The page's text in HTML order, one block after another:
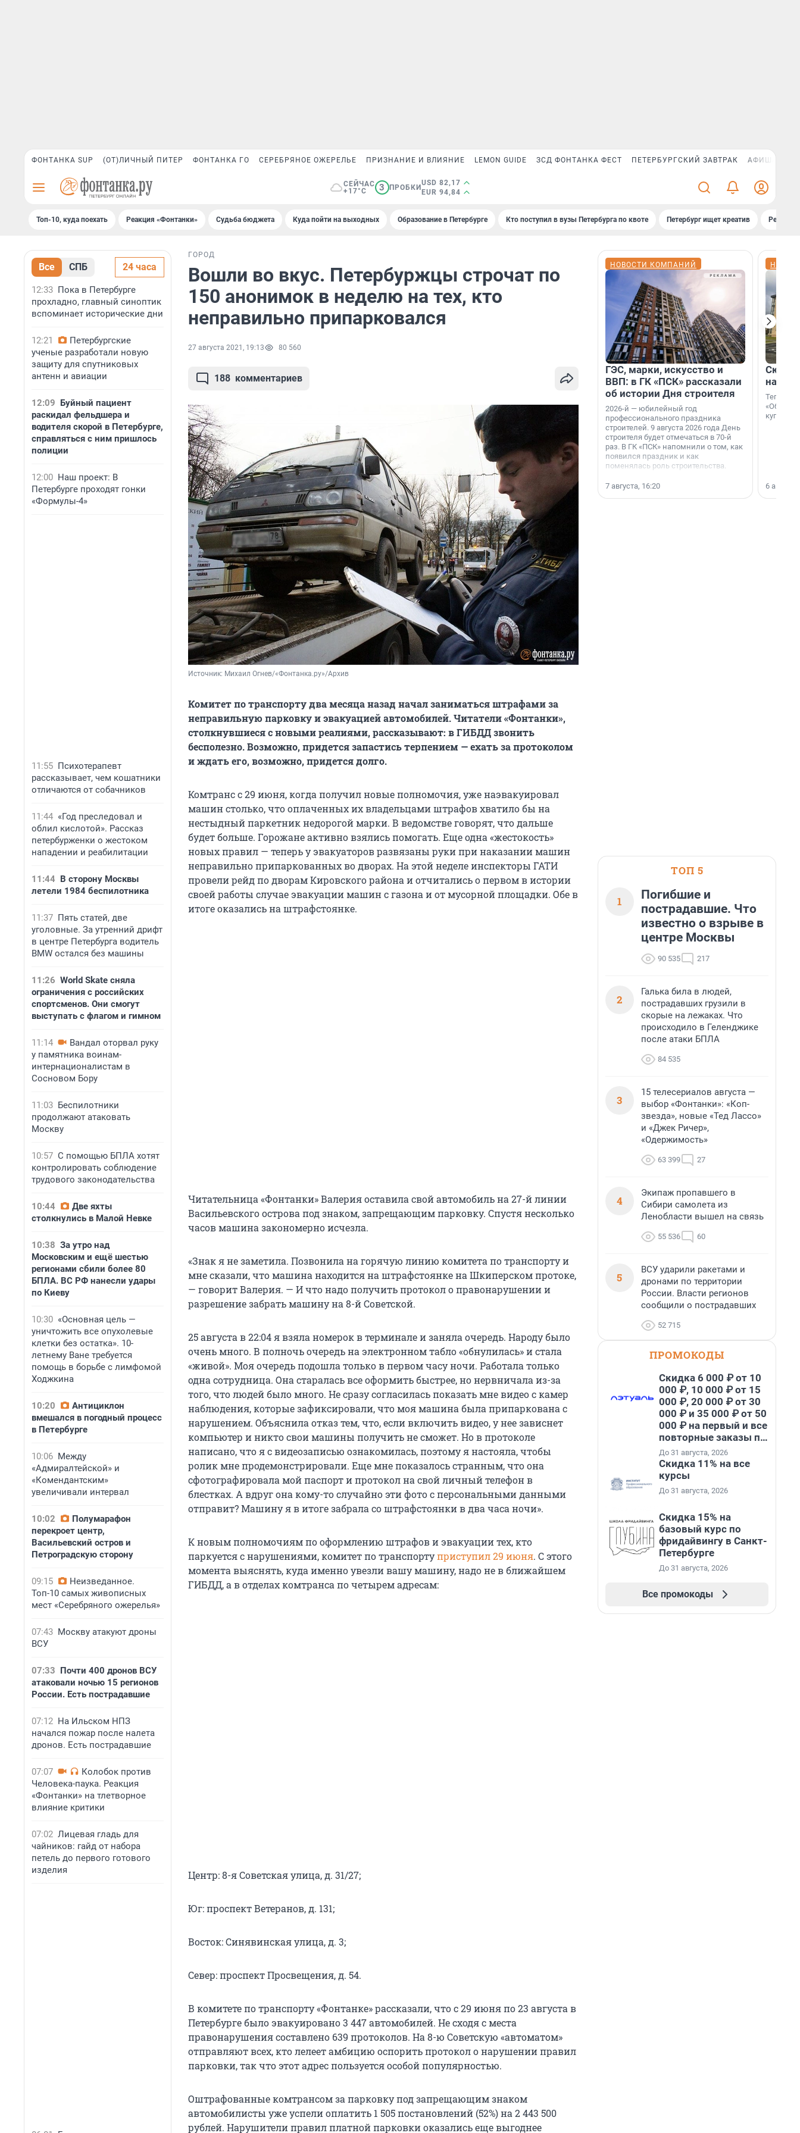
ФОНТАНКА SUP (ОТ)ЛИЧНЫЙ ПИТЕР ФОНТАНКА ГО СЕРЕБРЯНОЕ ОЖЕРЕЛЬЕ ПРИЗНАНИЕ И ВЛИЯНИЕ LEMON GUIDE ЗСД ФОНТАНКА ФЕСТ ПЕТЕРБУРГСКИЙ ЗАВТРАК АФИША PLUS
СЕЙЧАС
+17°C
3 ПРОБКИ
USD 82,17
EUR 94,84
Топ-10, куда поехать Реакция «Фонтанки» Судьба бюджета Куда пойти на выходных Образование в Петербурге Кто поступил в вузы Петербурга по квоте Петербург ищет креатив
Все СПБ 24 часа
12:33 Пока в Петербурге
прохладно, главный синоптик
вспоминает исторические дни
12:21
Петербургские
ученые разработали новую
защиту для спутниковых
антенн и авиации
12:09 Буйный пациент
раскидал фельдшера и
водителя скорой в Петербурге,
справляться с ним пришлось
полиции
12:00 Наш проект: В
Петербурге проходят гонки
«Формулы-4»
11:55 Психотерапевт
рассказывает, чем кошатники
отличаются от собачников
11:44 «Год преследовал и
облил кислотой». Рассказ
петербурженки о жестоком
нападении и реабилитации
11:44 В сторону Москвы
летели 1984 беспилотника
11:37 Пять статей, две
уголовные. За утренний дрифт
в центре Петербурга водитель
BMW остался без машины
11:26 World Skate сняла
ограничения с российских
спортсменов. Они смогут
выступать с флагом и гимном
11:14
Вандал оторвал руку
у памятника воинам-
интернационалистам в
Сосновом Бору
11:03 Беспилотники
продолжают атаковать
Москву
10:57 С помощью БПЛА хотят
контролировать соблюдение
трудового законодательства
10:44
Две яхты
столкнулись в Малой Невке
10:38 За утро над
Московским и ещё шестью
регионами сбили более 80
БПЛА. ВС РФ нанесли удары
по Киеву
10:30 «Основная цель —
уничтожить все опухолевые
клетки без остатка». 10-
летнему Ване требуется
помощь в борьбе с лимфомой
Ходжкина
10:20
Антициклон
вмешался в погодный процесс
в Петербурге
10:06 Между
«Адмиралтейской» и
«Комендантским»
увеличивали интервал
10:02
Полумарафон
перекроет центр,
Васильевский остров и
Петроградскую сторону
09:15
Неизведанное.
Топ-10 самых живописных
мест «Серебряного ожерелья»
07:43 Москву атакуют дроны
ВСУ
07:33 Почти 400 дронов ВСУ
атаковали ночью 15 регионов
России. Есть пострадавшие
07:12 На Ильском НПЗ
начался пожар после налета
дронов. Есть пострадавшие
07:07
Колобок против
Человека-паука. Реакция
«Фонтанки» на тлетворное
влияние критики
07:02 Лицевая гладь для
чайников: гайд от набора
петель до первого готового
изделия
ГОРОД
Вошли во вкус. Петербуржцы строчат по
150 анонимок в неделю на тех, кто
неправильно припарковался
27 августа 2021, 19:13 80 560
188 комментариев
Источник: Михаил Огнев/«Фонтанка.ру»/Архив
Комитет по транспорту два месяца назад начал заниматься штрафами за
неправильную парковку и эвакуацией автомобилей. Читатели «Фонтанки»,
столкнувшиеся с новыми реалиями, рассказывают: в ГИБДД звонить
бесполезно. Возможно, придется запастись терпением — ехать за протоколом
и ждать его, возможно, придется долго.
Комтранс с 29 июня, когда получил новые полномочия, уже наэвакуировал
машин столько, что оплаченных их владельцами штрафов хватило бы на
нестыдный паркетник недорогой марки. В ведомстве говорят, что дальше
будет больше. Горожане активно взялись помогать. Еще одна «жестокость»
новых правил — теперь у эвакуаторов развязаны руки при наказании машин
неправильно припаркованных во дворах. На этой неделе инспекторы ГАТИ
провели рейд по дворам Кировского района и отчитались о первом в истории
своей работы случае эвакуации машин с газона и от мусорной площадки. Обе в
итоге оказались на штрафстоянке.
Читательница «Фонтанки» Валерия оставила свой автомобиль на 27-й линии
Васильевского острова под знаком, запрещающим парковку. Спустя несколько
часов машина закономерно исчезла.
«Знак я не заметила. Позвонила на горячую линию комитета по транспорту и
мне сказали, что машина находится на штрафстоянке на Шкиперском протоке,
— говорит Валерия. — И что надо получить протокол о правонарушении и
разрешение забрать машину на 8-й Советской.
25 августа в 22:04 я взяла номерок в терминале и заняла очередь. Народу было
очень много. В полночь очередь на электронном табло «обнулилась» и стала
«живой». Моя очередь подошла только в первом часу ночи. Работала только
одна сотрудница. Она старалась все оформить быстрее, но нервничала из-за
того, что людей было много. Не сразу согласилась показать мне видео с камер
наблюдения, которые зафиксировали, что моя машина была припаркована с
нарушением. Объяснила отказ тем, что, если включить видео, у нее зависнет
компьютер и никто свои машины получить не сможет. Но в протоколе
написано, что я с видеозаписью ознакомилась, поэтому я настояла, чтобы
ролик мне продемонстрировали. Еще мне показалось странным, что она
сфотографировала мой паспорт и протокол на свой личный телефон в
блестках. А вдруг она кому-то случайно эти фото с персональными данными
отправит? Машину я в итоге забрала со штрафстоянки в два часа ночи».
К новым полномочиям по оформлению штрафов и эвакуации тех, кто
паркуется с нарушениями, комитет по транспортуприступил 29 июня. С этого
момента выяснять, куда именно увезли вашу машину, надо не в ближайшем
ГИБДД, а в отделах комтранса по четырем адресам:
Центр: 8-я Советская улица, д. 31/27;
Юг: проспект Ветеранов, д. 131;
Восток: Синявинская улица, д. 3;
Север: проспект Просвещения, д. 54.
В комитете по транспорту «Фонтанке» рассказали, что с 29 июня по 23 августа в
Петербурге было эвакуировано 3 447 автомобилей. Не сходя с места
правонарушения составлено 639 протоколов. На 8-ю Советскую «автоматом»
отправляют всех, кто лелеет амбицию оспорить протокол о нарушении правил
парковки, так что этот адрес пользуется особой популярностью.
Оштрафованные комтрансом за парковку под запрещающим знаком
автомобилисты уже успели оплатить 1 505 постановлений (52%) на 2 443 500
рублей. Нарушители правил платной парковки оказались еще выгоднее
НОВОСТИ КОМПАНИЙ
ГЭС, марки, искусство и
ВВП: в ГК «ПСК» рассказали
об истории Дня строителя
2026-й — юбилейный год
профессионального праздника
строителей. 9 августа 2026 года День
строителя будет отмечаться в 70-й
раз. В ГК «ПСК» напомнили о том, как
появился праздник и как
поменялась роль строительства.
7 августа, 16:20
на
Теперь
купить
6
ТОП 5
1
Погибшие и
пострадавшие. Что
известно о взрыве в
центре Москвы
90 535 217
2
Галька била в людей,
пострадавших грузили в
скорые на лежаках. Что
происходило в Геленджике
после атаки БПЛА
84 535
3
15 телесериалов августа —
выбор «Фонтанки»: «Коп-
звезда», новые «Тед Лассо»
и «Джек Ричер»,
«Одержимость»
63 399 27
4
Экипаж пропавшего в
Сибири самолета из
Ленобласти вышел на связь
55 536 60
5
ВСУ ударили ракетами и
дронами по территории
России. Власти регионов
сообщили о пострадавших
52 715
ПРОМОКОДЫ
Скидка 6 000 ₽ от 10
000 ₽, 10 000 ₽ от 15
000 ₽, 20 000 ₽ от 30
000 ₽ и 35 000 ₽ от 50
000 ₽ на первый и все
повторные заказы по
промокоду НАБЕРИ
До 31 августа, 2026
Скидка 11% на все
курсы
До 31 августа, 2026
Скидка 15% на
базовый курс по
фридайвингу в Санкт-
Петербурге
До 31 августа, 2026
Все промокоды